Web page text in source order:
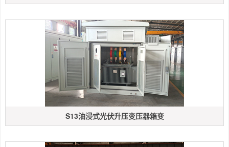
S13油浸式光伏升压变压器箱变